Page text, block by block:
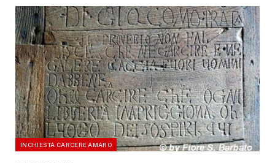
INCHIESTA CARCERE AMARO